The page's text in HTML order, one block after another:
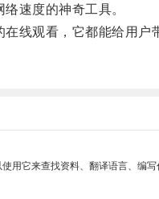
速度的神奇工具。
观看，它都能给用户
用它来查找资料、翻译语言、编写